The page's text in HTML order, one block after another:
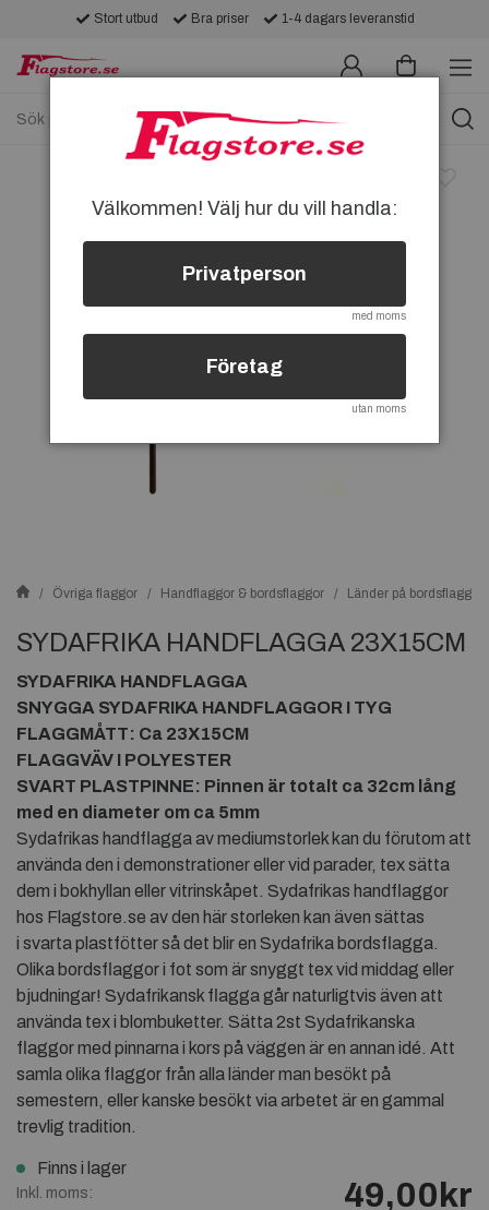
Stort utbud Bra priser 1-4 dagars leveranstid
Övriga flaggor Handflaggor & bordsflaggor Länder på
SYDAFRIKA HANDFLAGGA 23X15CM
SYDAFRIKA HANDFLAGGA
SNYGGA SYDAFRIKA HANDFLAGGOR I TYG
FLAGGMÅTT: Ca 23X15CM
FLAGGVÄV I POLYESTER
SVART PLASTPINNE: Pinnen är totalt ca 32cm lång
med en diameter om ca 5mm
Sydafrikas handflagga av mediumstorlek kan du förutom att
använda den i demonstrationer eller vid parader, tex sätta
dem i bokhyllan eller vitrinskåpet. Sydafrikas handflaggor
hos Flagstore.se av den här storleken kan även sättas
i svarta plastfötter så det blir en Sydafrika bordsflagga.
Olika bordsflaggor i fot som är snyggt tex vid middag eller
bjudningar! Sydafrikansk flagga går naturligtvis även att
använda tex i blombuketter. Sätta 2st Sydafrikanska
flaggor med pinnarna i kors på väggen är en annan idé. Att
samla olika flaggor från alla länder man besökt på
semestern, eller kanske besökt via arbetet är en gammal
trevlig tradition.
Finns i lager
Inkl. moms: 49,00kr
Välkommen! Välj hur du vill handla:
Privatperson
med moms
Företag
utan moms